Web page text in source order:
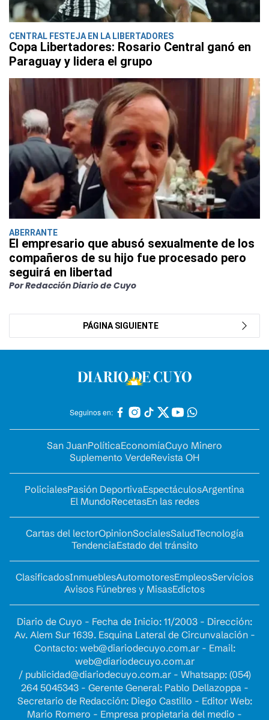
CENTRAL FESTEJA EN LA LIBERTADORES
Copa Libertadores: Rosario Central ganó en
Paraguay y lidera el grupo
ABERRANTE
El empresario que abusó sexualmente de los
compañeros de su hijo fue procesado pero
seguirá en libertad
Por Redacción Diario de Cuyo
PÁGINA SIGUIENTE
Seguinos en:
San JuanPolíticaEconomíaCuyo Minero
Suplemento VerdeRevista OH
PolicialesPasión DeportivaEspectáculosArgentina
El MundoRecetasEn las redes
Cartas del lectorOpinionSocialesSaludTecnología
TendenciaEstado del tránsito
ClasificadosInmueblesAutomotoresEmpleosServicios
Avisos Fúnebres y MisasEdictos
Diario de Cuyo - Fecha de Inicio: 11/2003 - Dirección:
Av. Alem Sur 1639. Esquina Lateral de Circunvalación -
Contacto: web@diariodecuyo.com.ar- Email:
web@diariodecuyo.com.ar
/ publicidad@diariodecuyo.com.ar- Whatsapp: (054)
264 5045343 - Gerente General: Pablo Dellazoppa -
Secretario de Redacción: Diego Castillo - Editor Web:
Mario Romero - Empresa propietaria del medio -